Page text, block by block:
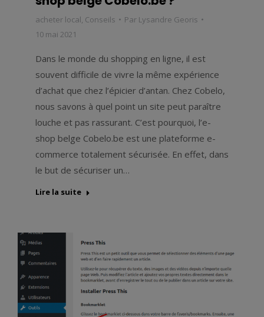
acheter local, Conseils Par Lysandre Georis
10 mai 2021
Dans le monde du shopping en ligne, il est
souvent difficile de vivre la même expérience
d’achat que chez l’épicier d’antan. Chez Cobelo,
nous savons à quel point un site peut paraître
louche et pas rassurant. C’est pourquoi, l’e-
shop belge Cobelo.be est une plateforme e-
commerce totalement sécurisée. En effet, dans
le but de sécuriser un…
Lire la suite